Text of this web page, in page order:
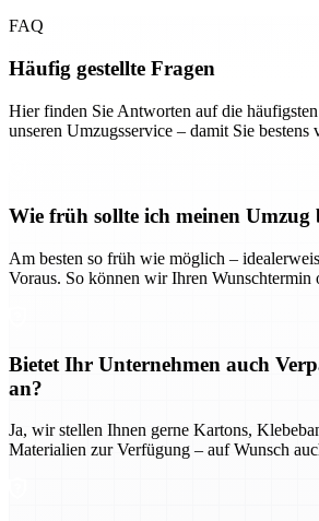
FAQ
Häufig gestellte Fragen
Hier finden Sie Antworten auf die
unseren Umzugsservice – damit Sie bestens
Wie früh sollte ich meinen Umzug
Am besten so früh wie möglich –
Voraus. So können wir Ihren Wunschtermin
Bietet Ihr Unternehmen auch
an?
Ja, wir stellen Ihnen gerne Kartons,
Materialien zur Verfügung – auf Wunsch